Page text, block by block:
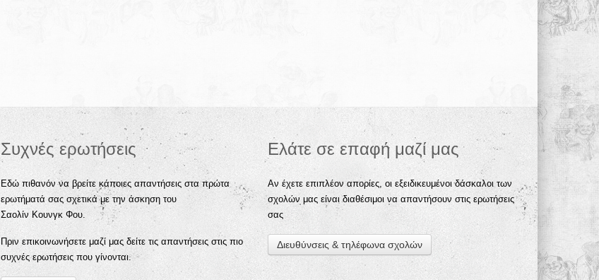
Συχνές ερωτήσεις
Εδώ πιθανόν να βρείτε κάποιες απαντήσεις στα πρώτα
ερωτήματά σας σχετικά με την άσκηση του
Σαολίν Κουνγκ Φου.
Πριν επικοινωνήσετε μαζί μας δείτε τις απαντήσεις στις πιο
συχνές ερωτήσεις που γίνονται.
Ελάτε σε επαφή μαζί μας
Αν έχετε επιπλέον απορίες, οι εξειδικευμένοι δάσκαλοι των
σχολών μας είναι διαθέσιμοι να απαντήσουν στις ερωτήσεις
σας
Διευθύνσεις & τηλέφωνα σχολών